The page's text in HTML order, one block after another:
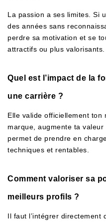
La passion a ses limites. Si
des années sans
perdre sa motivation et se
attractifs ou plus valorisants.
Quel est l’impact de la
une carrière ?
Elle valide officiellement ton
marque, augmente ta
permet de prendre en
techniques et rentables.
Comment valoriser sa
meilleurs profils ?
Il faut l’intégrer directement